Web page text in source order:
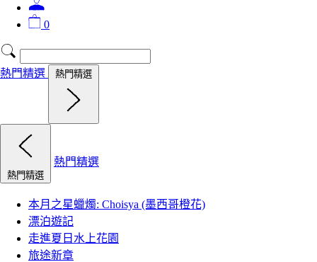
0
熱門精選 熱門精選
熱門精選
熱門精選
本月之星蠟燭: Choisya (墨西哥橙花)
漂泊遊記
走進夏日水上花園
旅途新章